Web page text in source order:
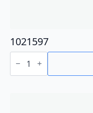
1021597
1021597
adet